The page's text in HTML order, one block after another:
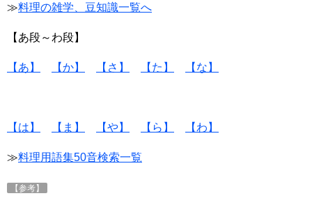
≫料理の雑学、豆知識一覧へ
【あ段～わ段】
【あ】 【か】 【さ】 【た】 【な】
【は】 【ま】 【や】 【ら】 【わ】
≫料理用語集50音検索一覧
【参考】